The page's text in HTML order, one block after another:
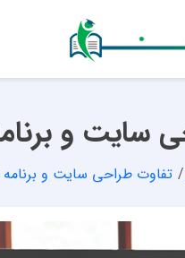
سایت و
تفاوت طراحی سایت و